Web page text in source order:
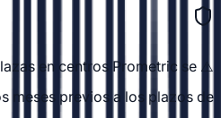
en centros Prometric se
meses previos a los plazos de